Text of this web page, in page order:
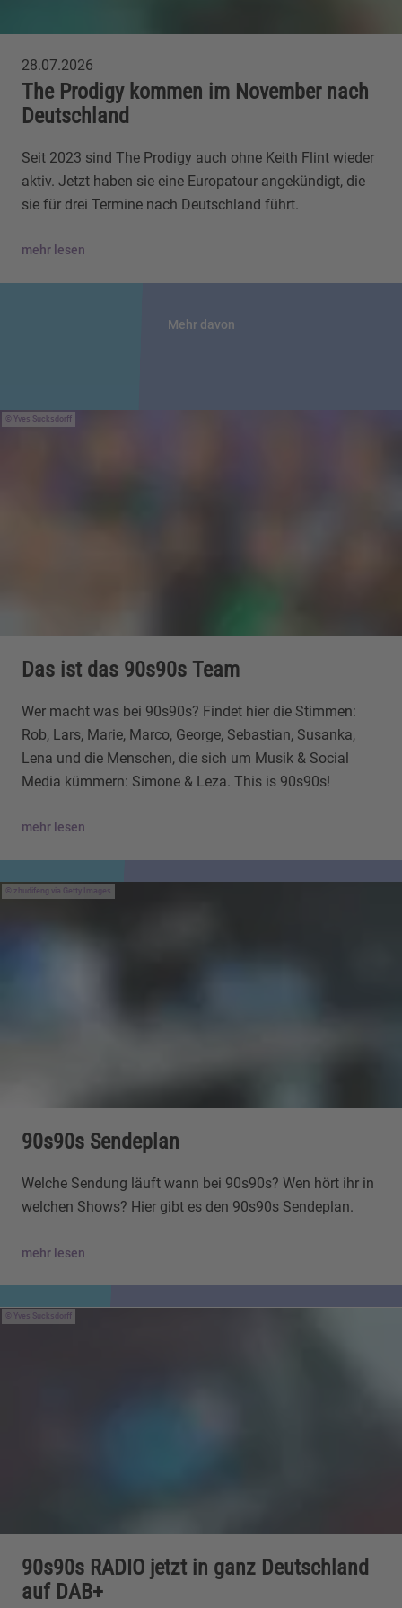
28.07.2026
The Prodigy kommen im November nach
Deutschland
Seit 2023 sind The Prodigy auch ohne Keith Flint wieder
aktiv. Jetzt haben sie eine Europatour angekündigt, die
sie für drei Termine nach Deutschland führt.
mehr lesen
Mehr davon
Yves Sucksdorff
Das ist das 90s90s Team
Wer macht was bei 90s90s? Findet hier die Stimmen:
Rob, Lars, Marie, Marco, George, Sebastian, Susanka,
Lena und die Menschen, die sich um Musik & Social
Media kümmern: Simone & Leza. This is 90s90s!
mehr lesen
zhudifeng via Getty Images
90s90s Sendeplan
Welche Sendung läuft wann bei 90s90s? Wen hört ihr in
welchen Shows? Hier gibt es den 90s90s Sendeplan.
mehr lesen
Yves Sucksdorff
90s90s RADIO jetzt in ganz Deutschland
auf DAB+